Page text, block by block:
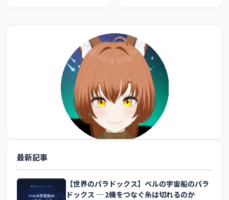
最新記事
【世界のパラドックス】ベルの宇宙船のパラ
ドックス ─ 2機をつなぐ糸は切れるのか